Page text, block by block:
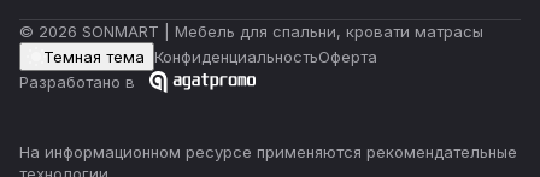
© 2026 SONMART | Мебель для спальни, кровати матрасы
Темная тема
КонфиденциальностьОферта
Разработано в
На информационном ресурсе применяются рекомендательные